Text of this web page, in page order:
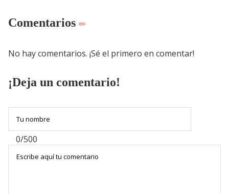
Comentarios
No hay comentarios. ¡Sé el primero en comentar!
¡Deja un comentario!
0/500